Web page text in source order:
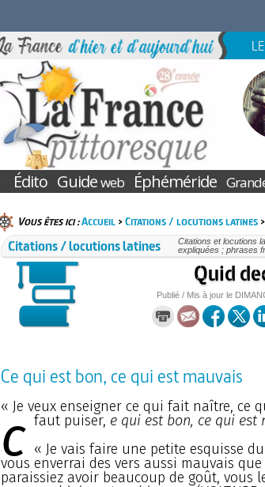
LE
Édito Guideweb Éphéméride
Vous êtes ici :Accueil>Citations / locutions latines
Citations / locutions latines
Citations et locutions
expliquées ; phrases
Quid
Publié / Mis à jour le
Ce qui est bon, ce qui est mauvais
« Je veux enseigner ce qui fait naître, ce
faut puiser,
c e qui est bon, ce qui est
« Je vais faire une petite esquisse du
vous enverrai des vers aussi mauvais
paraissiez avoir beaucoup de goût, vous